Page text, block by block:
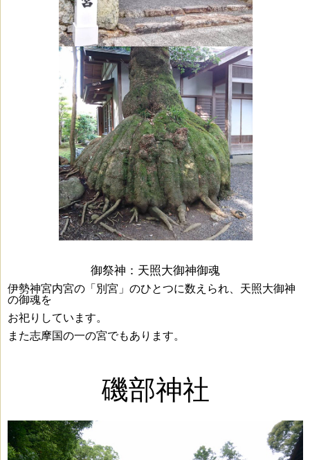
御祭神： 天照大御神御魂
伊勢神宮内宮の「別宮」のひとつに数えられ、天照大御神
の御魂を
お祀りしています。
また志摩国の一の宮でもあります。
磯部神社